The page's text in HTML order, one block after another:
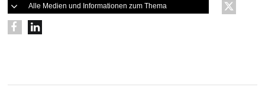
Alle Medien und Informationen zum Thema